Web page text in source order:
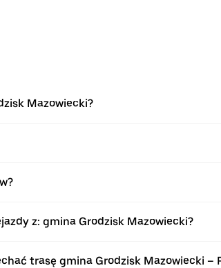
Mazowiecki?
z: gmina Grodzisk Mazowiecki?
trasę gmina Grodzisk Mazowiecki –